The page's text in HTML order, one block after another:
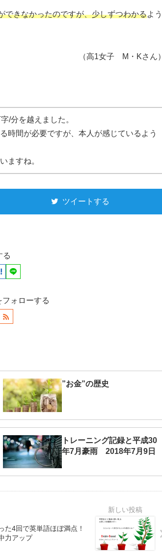
できなかったのですが、少しずつわかるよう
（高1女子 M・Kさん）
/分を越えました。
時間が必要ですが、本人が感じているよう
ますね。
ツイートする
る
ォローする
”お金”の歴史
トレーニング記録と平成30
年7月豪雨 2018年7月9日
た4回で英単語ほぼ満点！
力アップ